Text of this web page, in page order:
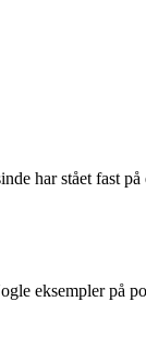
har stået fast
eksempler på